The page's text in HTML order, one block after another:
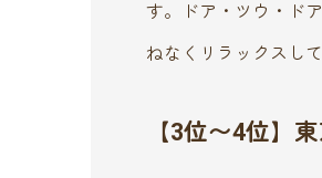
す。ドア・ツウ・ド
ねなくリラックスし
【3位〜4位】